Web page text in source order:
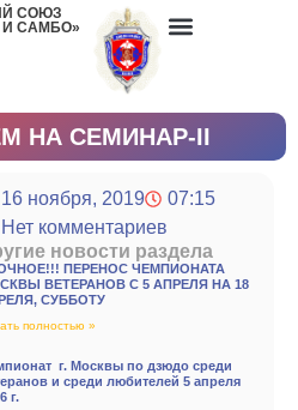
СОЮЗ
САМБО»
НА CЕМИНАР-II
16 ноября, 2019
07:15
Нет комментариев
новости раздела
ПЕРЕНОС ЧЕМПИОНАТА
ВЕТЕРАНОВ С 5 АПРЕЛЯ НА 18
СУББОТУ
полностью »
г. Москвы по дзюдо среди
и среди любителей 5 апреля
г.